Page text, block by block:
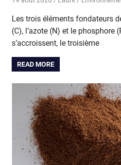
Les trois éléments fondateurs
(C), l’azote (N) et le phosphore
s’accroissent, le troisième
READ MORE